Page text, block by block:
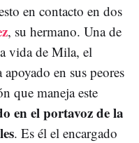
en contacto en dos
, su hermano. Una de
vida de Mila, el
en sus peores
que maneja este
en el portavoz de la
. Es él el encargado